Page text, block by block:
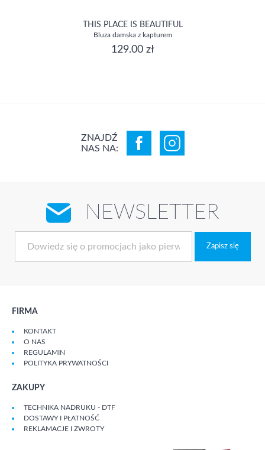
THIS PLACE IS BEAUTIFUL
Bluza damska z kapturem
129.00 zł
ZNAJDŹ
NAS NA:
NEWSLETTER
Zapisz się
FIRMA
KONTAKT
O NAS
REGULAMIN
POLITYKA PRYWATNOŚCI
ZAKUPY
TECHNIKA NADRUKU - DTF
DOSTAWY I PŁATNOŚĆ
REKLAMACJE I ZWROTY